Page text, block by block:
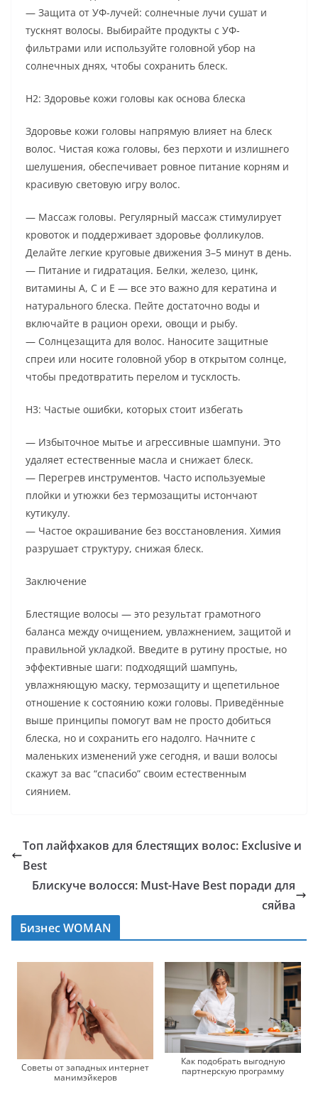
— Защита от УФ-лучей: солнечные лучи сушат и
тускнят волосы. Выбирайте продукты с УФ-
фильтрами или используйте головной убор на
солнечных днях, чтобы сохранить блеск.
H2: Здоровье кожи головы как основа блеска
Здоровье кожи головы напрямую влияет на блеск
волос. Чистая кожа головы, без перхоти и излишнего
шелушения, обеспечивает ровное питание корням и
красивую световую игру волос.
— Массаж головы. Регулярный массаж стимулирует
кровоток и поддерживает здоровье фолликулов.
Делайте легкие круговые движения 3–5 минут в день.
— Питание и гидратация. Белки, железо, цинк,
витамины A, C и E — все это важно для кератина и
натурального блеска. Пейте достаточно воды и
включайте в рацион орехи, овощи и рыбу.
— Солнцезащита для волос. Наносите защитные
спреи или носите головной убор в открытом солнце,
чтобы предотвратить перелом и тусклость.
H3: Частые ошибки, которых стоит избегать
— Избыточное мытье и агрессивные шампуни. Это
удаляет естественные масла и снижает блеск.
— Перегрев инструментов. Часто используемые
плойки и утюжки без термозащиты истончают
кутикулу.
— Частое окрашивание без восстановления. Химия
разрушает структуру, снижая блеск.
Заключение
Блестящие волосы — это результат грамотного
баланса между очищением, увлажнением, защитой и
правильной укладкой. Введите в рутину простые, но
эффективные шаги: подходящий шампунь,
увлажняющую маску, термозащиту и щепетильное
отношение к состоянию кожи головы. Приведённые
выше принципы помогут вам не просто добиться
блеска, но и сохранить его надолго. Начните с
маленьких изменений уже сегодня, и ваши волосы
скажут за вас “спасибо” своим естественным
сиянием.
Топ лайфхаков для блестящих волос: Exclusive и
Best
Блискуче волосся: Must-Have Best поради для
сяйва
Бизнес WOMAN
Советы от западных интернет
манимэйкеров
Как подобрать выгодную
партнерскую программу